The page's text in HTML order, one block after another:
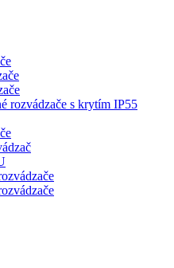
rozvádzače s krytím IP55